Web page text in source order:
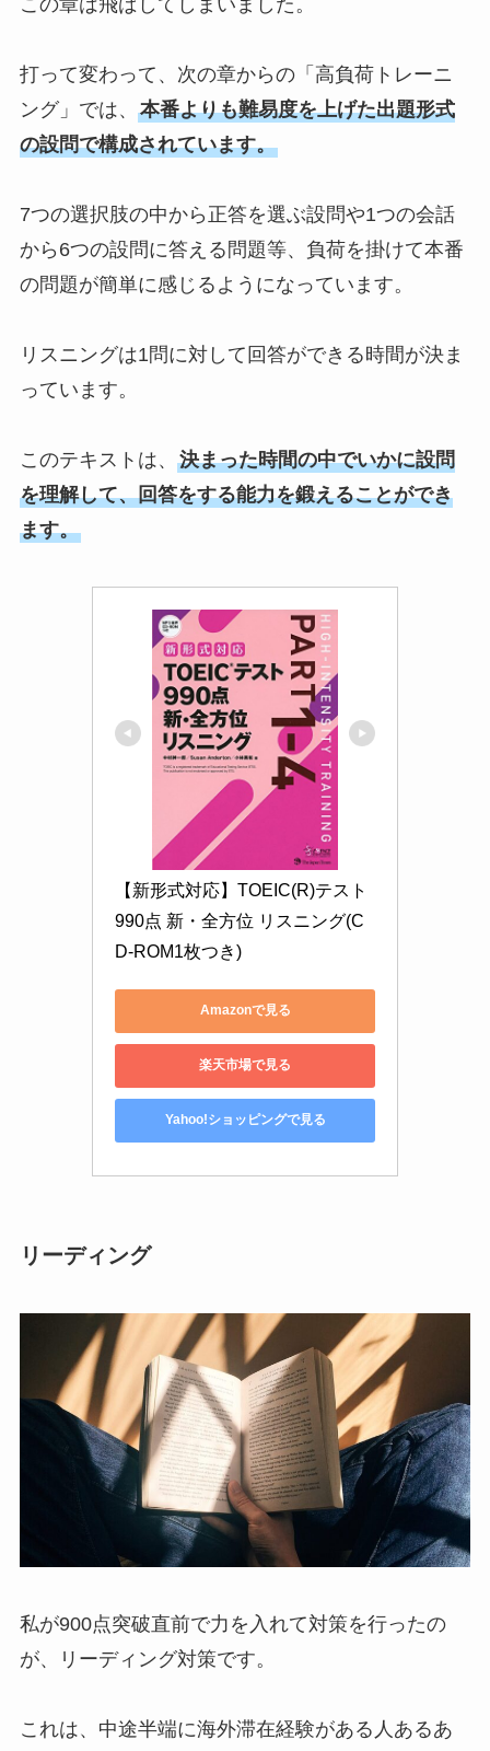
打って変わって、次の章からの「高負荷トレーニ
ング」では、 本番よりも難易度を上げた出題形式
の設問で構成されています。
7つの選択肢の中から正答を選ぶ設問や1つの会話
から6つの設問に答える問題等、負荷を掛けて本番
の問題が簡単に感じるようになっています。
リスニングは1問に対して回答ができる時間が決ま
っています。
このテキストは、 決まった時間の中でいかに設問
を理解して、回答をする能力を鍛えることができ
ます。
【新形式対応】TOEIC(R)テスト
990点 新・全方位 リスニング(C
D-ROM1枚つき)
Amazonで見る
楽天市場で見る
Yahoo!ショッピングで見る
リーディング
私が900点突破直前で力を入れて対策を行ったの
が、リーディング対策です。
これは、中途半端に海外滞在経験がある人あるあ